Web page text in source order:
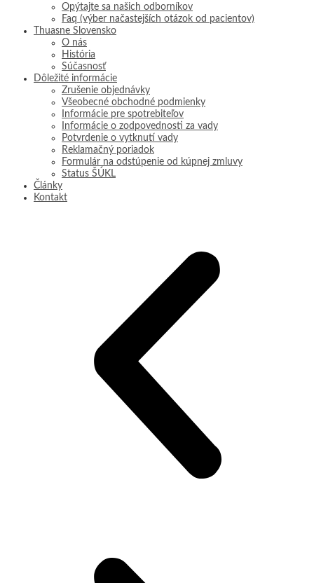
Opýtajte sa našich odborníkov
Faq (výber načastejších otázok od pacientov)
Thuasne Slovensko
O nás
História
Súčasnosť
Dôležité informácie
Zrušenie objednávky
Všeobecné obchodné podmienky
Informácie pre spotrebiteľov
Informácie o zodpovednosti za vady
Potvrdenie o vytknutí vady
Reklamačný poriadok
Formulár na odstúpenie od kúpnej zmluvy
Status ŠÚKL
Články
Kontakt